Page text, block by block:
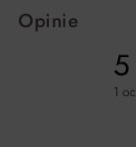
Opinie
5
1